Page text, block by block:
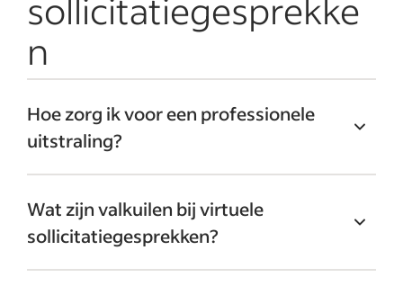
sollicitatiegesprekke
n
Hoe zorg ik voor een professionele
uitstraling?
vanuit huis werkt, representatief gekleed
bent zoals je ook zou doen bij een
interview op locatie. Kies daarnaast een
Wat zijn valkuilen bij virtuele
sollicitatiegesprekken?